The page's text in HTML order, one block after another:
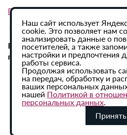
Политика в отношении обработки
При использовании материалов
гиперссылка на ИА «Регион
Наш сайт использует
cookie. Это позволяет нам
анализировать данные о
посетителей, а также
настройки и предпочтения
работы сервиса.
Продолжая использовать
на передач, обработку и
ваших персональных
нашей Политикой в
персональных данных.
Принять